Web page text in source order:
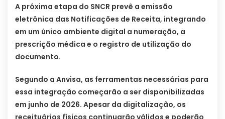
A próxima etapa do SNCR prevê a emissão
eletrônica das Notificações de Receita, integrando
em um único ambiente digital a numeração, a
prescrição médica e o registro de utilização do
documento.
Segundo a Anvisa, as ferramentas necessárias para
essa integração começarão a ser disponibilizadas
em junho de 2026. Apesar da digitalização, os
receituários físicos continuarão válidos e poderão